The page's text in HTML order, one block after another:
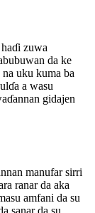
zuwa
da ke
uku kuma ba
a wasu
gidajen
manufar sirri
ranar da aka
amfani da su
sanar da su